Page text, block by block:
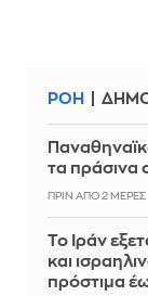
ΡΟΗ
τα πράσινα
ΠΡΙΝ ΑΠΌ 2 ΜΈΡΕΣ
Το Ιράν
και
πρόστιμα